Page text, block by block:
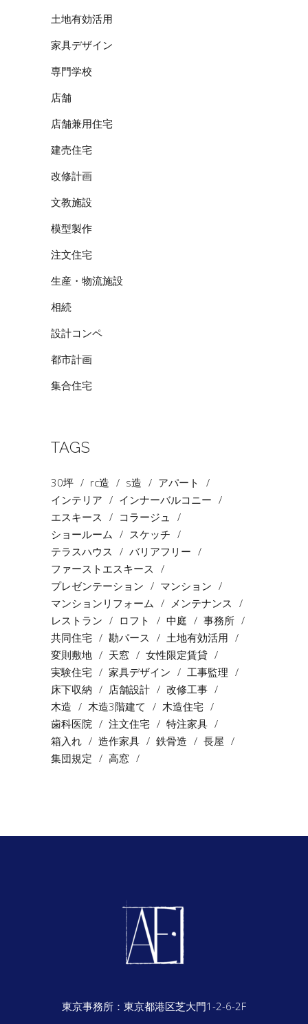
土地有効活用
家具デザイン
専門学校
店舗
店舗兼用住宅
建売住宅
改修計画
文教施設
模型製作
注文住宅
生産・物流施設
相続
設計コンペ
都市計画
集合住宅
TAGS
30坪 rc造 s造
アパート
インテリア
インナーバルコニー
エスキース
コラージュ
ショールーム
スケッチ
テラスハウス
バリアフリー
ファーストエスキース
プレゼンテーション
マンション
マンションリフォーム
メンテナンス
レストラン
ロフト 中庭
事務所
共同住宅
勘パース
土地有効活用
変則敷地
天窓
女性限定賃貸
実験住宅
家具デザイン
工事監理
床下収納
店舗設計
改修工事
木造
木造3階建て
木造住宅
歯科医院
注文住宅
特注家具
箱入れ
造作家具 鉄骨造
長屋
集団規定
高窓
東京事務所： 東京都港区芝大門1-2-6-2F